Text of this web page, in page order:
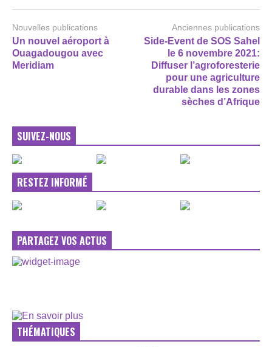
Nouvelles publications
Un nouvel aéroport à
Ouagadougou avec
Meridiam
Anciennes publications
Side-Event de SOS Sahel
le 6 novembre 2021:
Diffuser l’agroforesterie
pour une agriculture
durable dans les zones
sèches d’Afrique
SUIVEZ-NOUS
RESTEZ INFORMÉ
PARTAGEZ VOS ACTUS
THÉMATIQUES